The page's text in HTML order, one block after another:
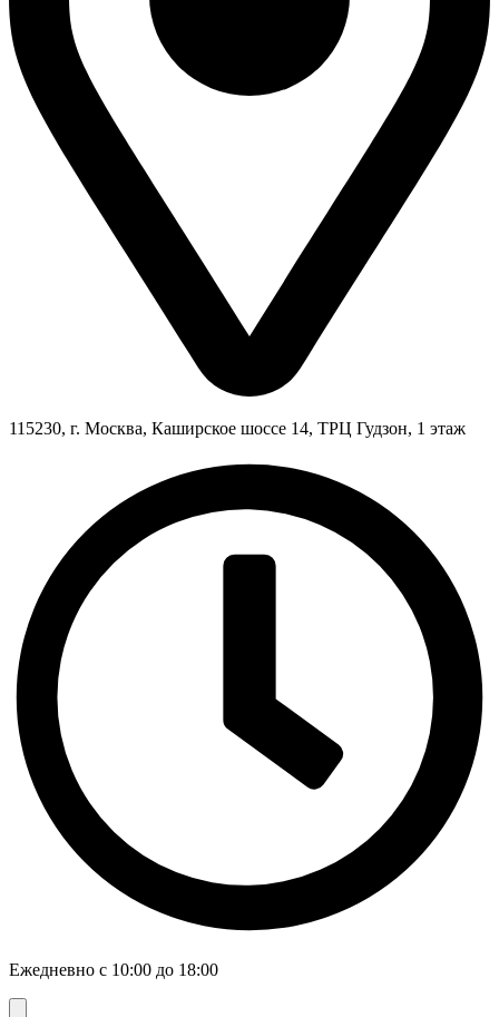
115230, г. Москва, Каширское шоссе 14, ТРЦ Гудзон, 1 этаж
Ежедневно с 10:00 до 18:00